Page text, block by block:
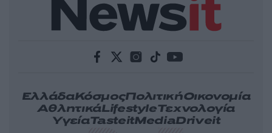
ΕλλάδαΚόσμοςΠολιτικήΟικονομία
ΑθλητικάLifestyleΤεχνολογία
ΥγείαTasteitMediaDriveit